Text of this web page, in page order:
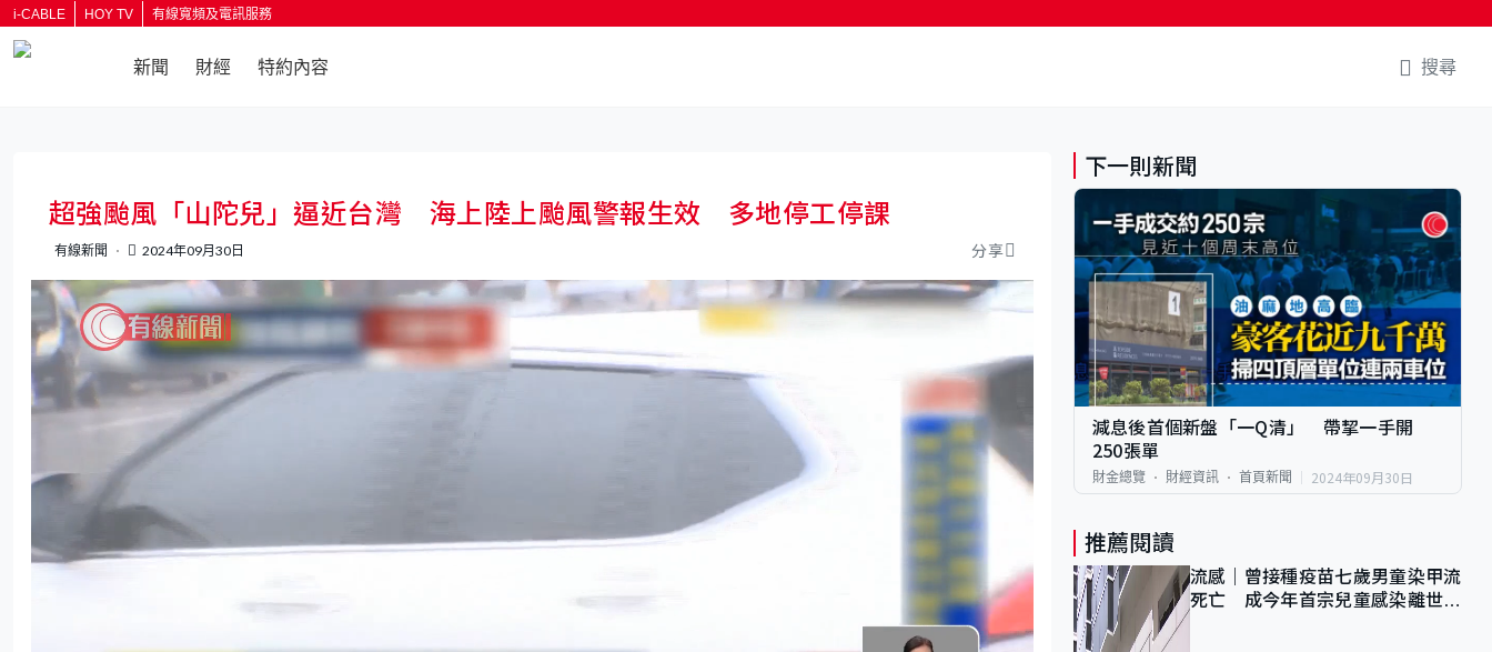
i-CABLE HOY TV 有線寬頻及電訊服務
新聞 財經 特約內容 搜尋
超強颱風「山陀兒」逼近台灣 海上陸上颱風警報生效 多地停工停課
有線新聞 2024年09月30日 分享
下一則新聞
減息後首個新盤「一Q清」 帶挈一手開
250張單
財金總覽 財經資訊 首頁新聞 2024年09月30日
推薦閱讀
流感｜曾接種疫苗七歲男童染甲流
死亡 成今年首宗兒童感染離世個